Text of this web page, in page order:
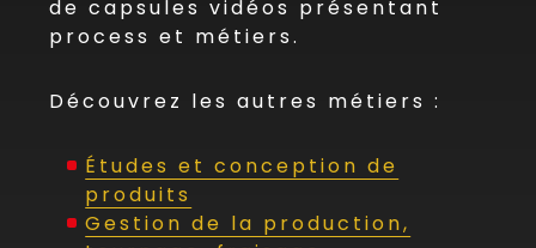
de capsules vidéos présentant
process et métiers.
Découvrez les autres métiers :
Études et conception de
produits
Gestion de la production,